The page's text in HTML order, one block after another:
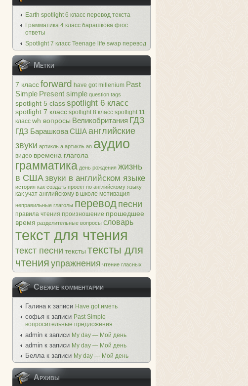
Earth spotlight 6 класс перевод текста
Грамматика 4 класс барашкова фгос
ответы
Spotlight 7 класс Teenage life swap перевод
Метки
7 класс forward have got millenium Past
Simple Present simple question tags
spotlight 5 class spotlight 6 класс
spotlight 7 класс spotlight 8 класс spotlight 11
класс wh вопросы Великобритания ГДЗ
ГДЗ БарашковаСШАанглийские
звуки артикль a артикль an аудио
видео времена глагола
грамматика день рождения жизнь
в СШАзвуки в английском языке
история как создать проект по английскому языку
как учат английскому в школе мотивация
неправильные глаголы перевод песни
правила чтения произношение прошедшее
время разделительные вопросы словарь
текст для чтения
текст песни тексты тексты для
чтения упражнения чтение гласных
Свежие комментарии
Галинак записи Have got иметь
софья к записи Past Simple
вопросительные предложения
admin к записи My day — Мой день
admin к записи My day — Мой день
Беллак записи My day — Мой день
Архивы